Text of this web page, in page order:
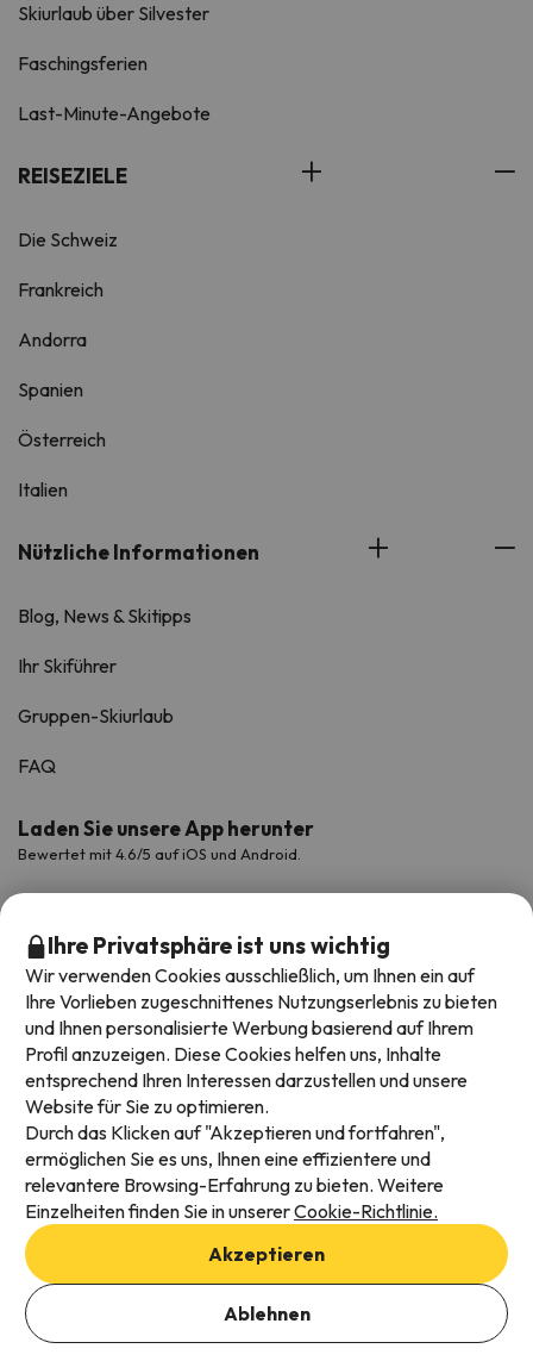
Daten hinzufügen, um Verfügbarkeit zu prüfen
Buchungsdaten auswählen
Skiurlaub über Silvester
Faschingsferien
Last-Minute-Angebote
REISEZIELE
Die Schweiz
Frankreich
Andorra
Spanien
Österreich
Italien
Nützliche Informationen
Blog, News & Skitipps
Ihr Skiführer
Gruppen-Skiurlaub
FAQ
Laden Sie unsere App herunter
Bewertet mit 4.6/5 auf iOS und Android.
Verfügbare Zahlungsarten
Impressum und AGBs
Datenschutz
Cookies Richtlinien
Ihre Privatsphäre ist uns wichtig
Wir verwenden Cookies ausschließlich, um Ihnen ein auf
Ihre Vorlieben zugeschnittenes Nutzungserlebnis zu bieten
und Ihnen personalisierte Werbung basierend auf Ihrem
Profil anzuzeigen. Diese Cookies helfen uns, Inhalte
entsprechend Ihren Interessen darzustellen und unsere
Website für Sie zu optimieren.
Durch das Klicken auf "Akzeptieren und fortfahren",
ermöglichen Sie es uns, Ihnen eine effizientere und
relevantere Browsing-Erfahrung zu bieten. Weitere
Einzelheiten finden Sie in unsererCookie-Richtlinie.
Akzeptieren
Ablehnen